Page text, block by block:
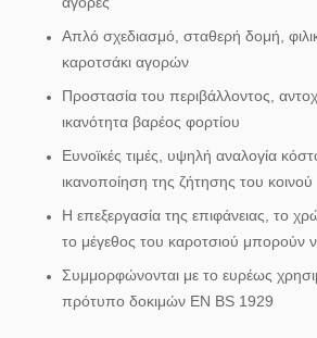
Απλό σχεδιασμό, σταθερή δομή,
καροτσάκι αγορών
Προστασία του περιβάλλοντος,
ικανότητα βαρέος φορτίου
Ευνοϊκές τιμές, υψηλή αναλογία
ικανοποίηση της ζήτησης του κοινού
Η επεξεργασία της επιφάνειας, το
το μέγεθος του καροτσιού μπορούν
Συμμορφώνονται με το ευρέως
πρότυπο δοκιμών EN BS 1929